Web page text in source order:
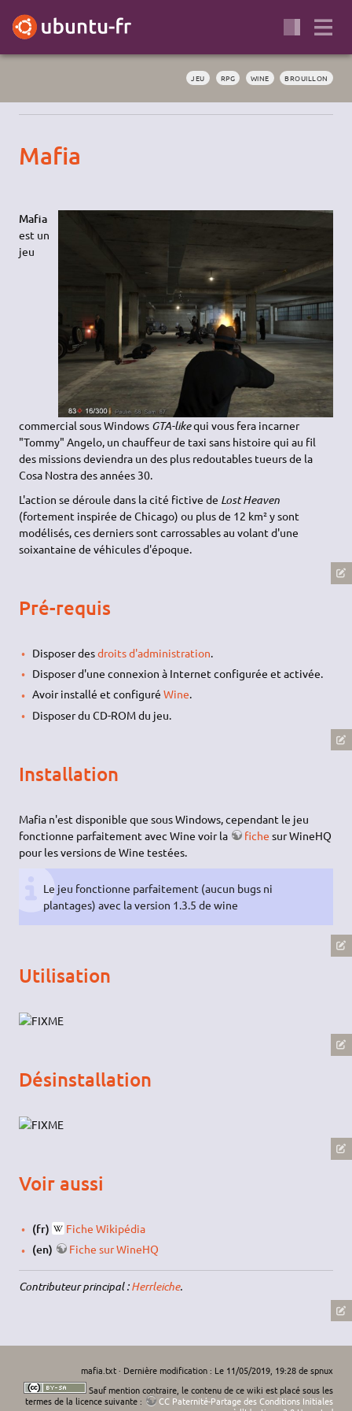
JEU RPG WINE BROUILLON
Mafia
Mafia
est un
jeu
commercial sous Windows GTA-likequi vous fera incarner
"Tommy" Angelo, un chauffeur de taxi sans histoire qui au fil
des missions deviendra un des plus redoutables tueurs de la
Cosa Nostra des années 30.
L'action se déroule dans la cité fictive de Lost Heaven
(fortement inspirée de Chicago) ou plus de 12 km² y sont
modélisés, ces derniers sont carrossables au volant d'une
soixantaine de véhicules d'époque.
Pré-requis
Disposer desdroits d'administration
Disposer d'une connexion à Internet configurée et activée.
Avoir installé et configuré Wine.
Disposer du CD-ROM du jeu.
Installation
Mafia n'est disponible que sous Windows, cependant le jeu
fonctionne parfaitement avec Wine voir la
fiche sur WineHQ
pour les versions de Wine testées.
Le jeu fonctionne parfaitement (aucun bugs ni
plantages) avec la version 1.3.5 de wine
Utilisation
Désinstallation
Voir aussi
(fr) Fiche Wikipédia
(en) Fiche sur WineHQ
Contributeur principal :Herrleiche.
mafia.txt· Dernière modification : Le 11/05/2019, 19:28 despnux
Sauf mention contraire, le contenu de ce wiki est placé sous les
termes de la licence suivante :
CC Paternité-Partage des Conditions Initiales